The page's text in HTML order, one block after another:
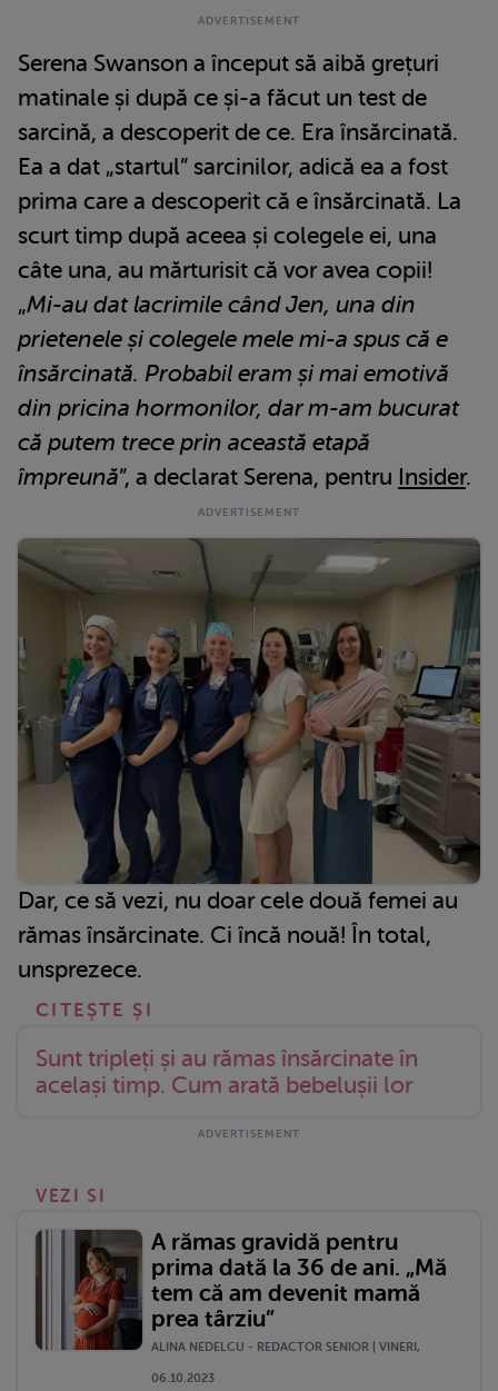
Serena Swanson a început să aibă grețuri
matinale și după ce și-a făcut un test de
sarcină, a descoperit de ce. Era însărcinată.
Ea a dat „startul” sarcinilor, adică ea a fost
prima care a descoperit că e însărcinată. La
scurt timp după aceea și colegele ei, una
câte una, au mărturisit că vor avea copii!
„Mi-au dat lacrimile când Jen, una din
prietenele și colegele mele mi-a spus că e
însărcinată. Probabil eram și mai emotivă
din pricina hormonilor, dar m-am bucurat
că putem trece prin această etapă
împreună”, a declarat Serena, pentru Insider.
Dar, ce să vezi, nu doar cele două femei au
rămas însărcinate. Ci încă nouă! În total,
unsprezece.
Sunt tripleți și au rămas însărcinate în
același timp. Cum arată bebelușii lor
VEZI SI
A rămas gravidă pentru
prima dată la 36 de ani. „Mă
tem că am devenit mamă
prea târziu”
ALINA NEDELCU - REDACTOR SENIOR | VINERI,
06.10.2023